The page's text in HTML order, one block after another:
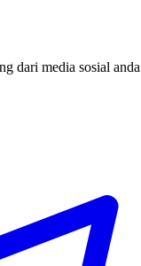
dari media sosial anda